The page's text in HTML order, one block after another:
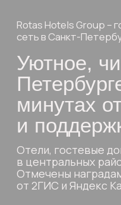
Отели, гостевые дома и
в центральных районах
от 2ГИС и Яндекс Карт